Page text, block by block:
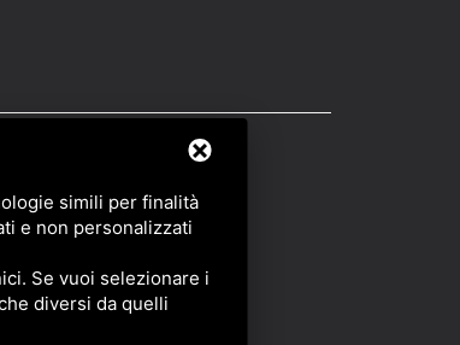
simili per finalità
e non personalizzati
Se vuoi selezionare i
diversi da quelli